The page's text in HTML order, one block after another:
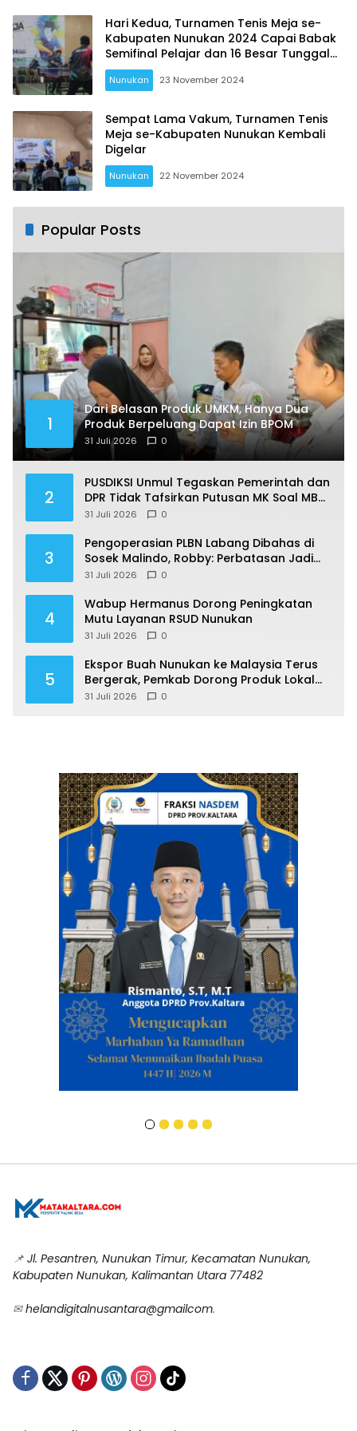
Hari Kedua, Turnamen Tenis Meja se-
Kabupaten Nunukan 2024 Capai Babak
Semifinal Pelajar dan 16 Besar Tunggal
Umum
Nunukan 23 November 2024
Sempat Lama Vakum, Turnamen Tenis
Meja se-Kabupaten Nunukan Kembali
Digelar
Nunukan 22 November 2024
Popular Posts
1
Dari Belasan Produk UMKM, Hanya Dua
Produk Berpeluang Dapat Izin BPOM
31 Juli 2026 0
2
PUSDIKSI Unmul Tegaskan Pemerintah dan
DPR Tidak Tafsirkan Putusan MK Soal MBG
Sesuka Hati
31 Juli 2026 0
3
Pengoperasian PLBN Labang Dibahas di
Sosek Malindo, Robby: Perbatasan Jadi
Motor Ekonomi
31 Juli 2026 0
4
Wabup Hermanus Dorong Peningkatan
Mutu Layanan RSUD Nunukan
31 Juli 2026 0
5
Ekspor Buah Nunukan ke Malaysia Terus
Bergerak, Pemkab Dorong Produk Lokal
Naik Kelas
31 Juli 2026 0
📌 Jl. Pesantren, Nunukan Timur, Kecamatan Nunukan,
Kabupaten Nunukan, Kalimantan Utara 77482
✉ helandigitalnusantara@gmailcom.